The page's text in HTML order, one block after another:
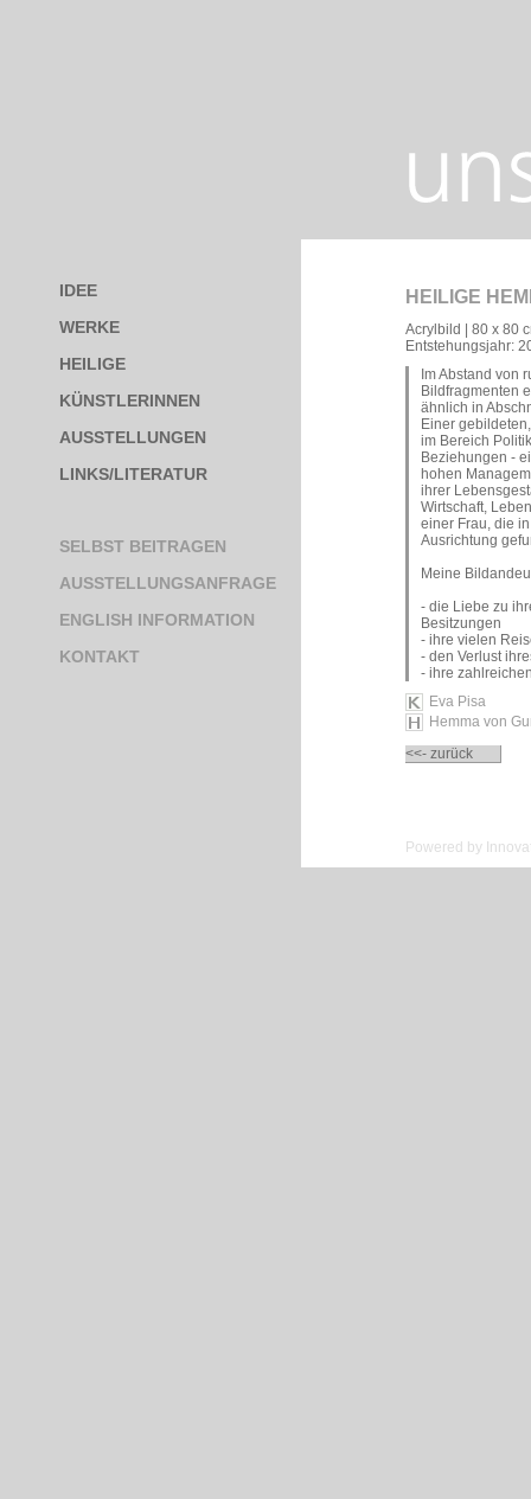
IDEE
WERKE
HEILIGE
KÜNSTLERINNEN
AUSSTELLUNGEN
LINKS/LITERATUR
SELBST BEITRAGEN
AUSSTELLUNGSANFRAGE
ENGLISH INFORMATION
KONTAKT
HEILIGE
Acrylbild | 80 x 80
Entstehungsjahr:
Im Abstand von
Bildfragmenten
ähnlich in
Einer
im Bereich
Beziehungen -
hohen
ihrer
Wirtschaft,
einer Frau, die
Ausrichtung
Meine
- die Liebe zu
Besitzungen
- ihre vielen
- den Verlust
- ihre
Eva Pisa
Hemma von
<<- zurück
Powered by